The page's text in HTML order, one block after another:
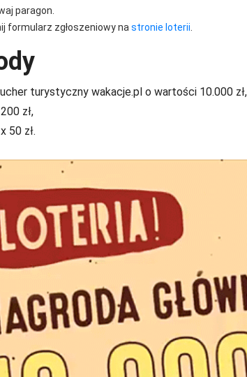
paragon.
formularz zgłoszeniowy na stronie loterii
turystyczny wakacje.pl o wartości 10.000 zł,
zł,
50 zł.